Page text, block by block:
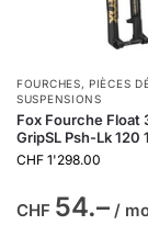
FOURCHES,PIÈCES
SUSPENSIONS
Fox Fourche Float
GripSL Psh-Lk 120
CHF 1'298.00
CHF 54.– /